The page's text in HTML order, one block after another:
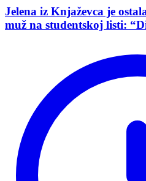
Jelena iz Knjaževca je
muž na studentskoj listi: